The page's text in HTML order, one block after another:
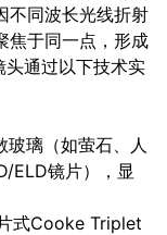
不同波长光线折射
焦于同一点，形成
头通过以下技术实
玻璃（如萤石、人
ELD镜片），显
式Cooke Triplet